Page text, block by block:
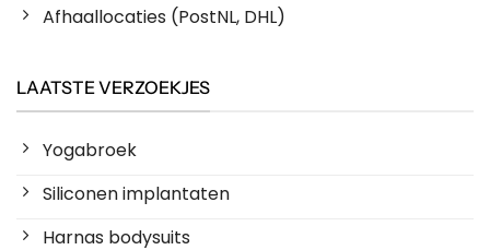
Afhaallocaties (PostNL, DHL)
LAATSTE VERZOEKJES
Yogabroek
Siliconen implantaten
Harnas bodysuits